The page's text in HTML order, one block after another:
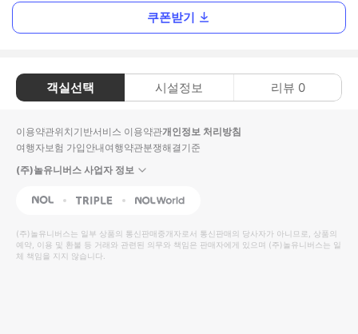
쿠폰받기
객실선택 시설정보 리뷰 0
이용약관위치기반서비스 이용약관개인정보 처리방침
여행자보험 가입안내여행약관분쟁해결기준
(주)놀유니버스 사업자 정보
NOL Triple Interpark Global
(주)놀유니버스는 일부 상품의 통신판매중개자로서 통신판매의 당사자가 아니므로, 상품의
예약, 이용 및 환불 등 거래와 관련된 의무와 책임은 판매자에게 있으며 (주)놀유니버스는 일
체 책임을 지지 않습니다.